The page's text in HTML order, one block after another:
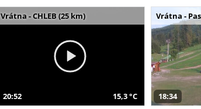
Vrátna - CHLEB (25 km)
20:52 15,3 °C
Vrátna -
18:34